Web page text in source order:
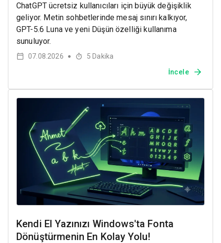
ChatGPT ücretsiz kullanıcıları için büyük değişiklik
geliyor. Metin sohbetlerinde mesaj sınırı kalkıyor,
GPT-5.6 Luna ve yeni Düşün özelliği kullanıma
sunuluyor.
07.08.2026 ● 5 Dakika
İncele
Kendi El Yazınızı Windows'ta Fonta
Dönüştürmenin En Kolay Yolu!